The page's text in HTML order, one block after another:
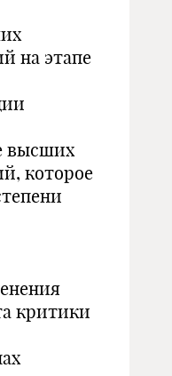
на этапе
высших
которое
критики